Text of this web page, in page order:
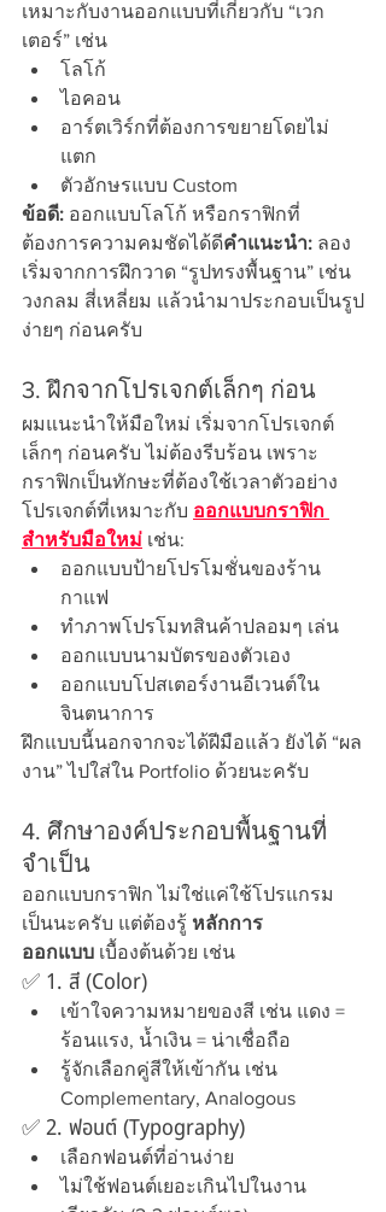
เหมาะกับงานออกแบบที่เกี่ยวกับ “เวก
เตอร์” เช่น
โลโก้
ไอคอน
อาร์ตเวิร์กที่ต้องการขยายโดยไม่
แตก
ตัวอักษรแบบ Custom
ข้อดี: ออกแบบโลโก้ หรือกราฟิกที่
ต้องการความคมชัดได้ดีคำแนะนำ: ลอง
เริ่มจากการฝึกวาด “รูปทรงพื้นฐาน” เช่น
วงกลม สี่เหลี่ยม แล้วนำมาประกอบเป็นรูป
ง่ายๆ ก่อนครับ
3. ฝึกจากโปรเจกต์เล็กๆ ก่อน
ผมแนะนำให้มือใหม่ เริ่มจากโปรเจกต์
เล็กๆ ก่อนครับ ไม่ต้องรีบร้อน เพราะ
กราฟิกเป็นทักษะที่ต้องใช้เวลาตัวอย่าง
โปรเจกต์ที่เหมาะกับ ออกแบบกราฟิก
สำหรับมือใหม่ เช่น:
ออกแบบป้ายโปรโมชั่นของร้าน
กาแฟ
ทำภาพโปรโมทสินค้าปลอมๆ เล่น
ออกแบบนามบัตรของตัวเอง
ออกแบบโปสเตอร์งานอีเวนต์ใน
จินตนาการ
ฝึกแบบนี้นอกจากจะได้ฝีมือแล้ว ยังได้ “ผล
งาน” ไปใส่ใน Portfolio ด้วยนะครับ
4. ศึกษาองค์ประกอบพื้นฐานที่
จำเป็น
ออกแบบกราฟิก ไม่ใช่แค่ใช้โปรแกรม
เป็นนะครับ แต่ต้องรู้ หลักการ
ออกแบบ เบื้องต้นด้วย เช่น
✅ 1. สี (Color)
เข้าใจความหมายของสี เช่น แดง =
ร้อนแรง, น้ำเงิน = น่าเชื่อถือ
รู้จักเลือกคู่สีให้เข้ากัน เช่น
Complementary, Analogous
✅ 2. ฟอนต์ (Typography)
เลือกฟอนต์ที่อ่านง่าย
ไม่ใช้ฟอนต์เยอะเกินไปในงาน